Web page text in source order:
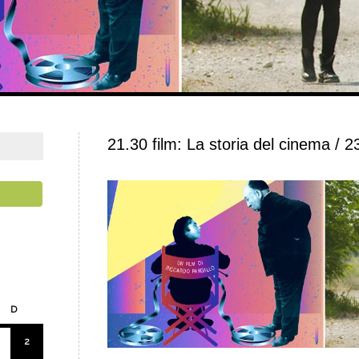
21.30 film: La storia del cinema /
D
2